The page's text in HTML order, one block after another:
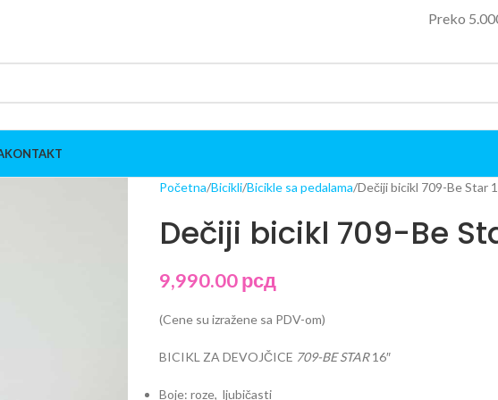
Preko
KONTAKT
Početna Bicikli Bicikle sa pedalama Dečiji bicikl 709-Be Star
Dečiji bicikl 709-Be
9,990.00рсд
(Cene su izražene sa PDV-om)
BICIKL ZA DEVOJČICE 709-BE STAR16″
Boje: roze, ljubičasti